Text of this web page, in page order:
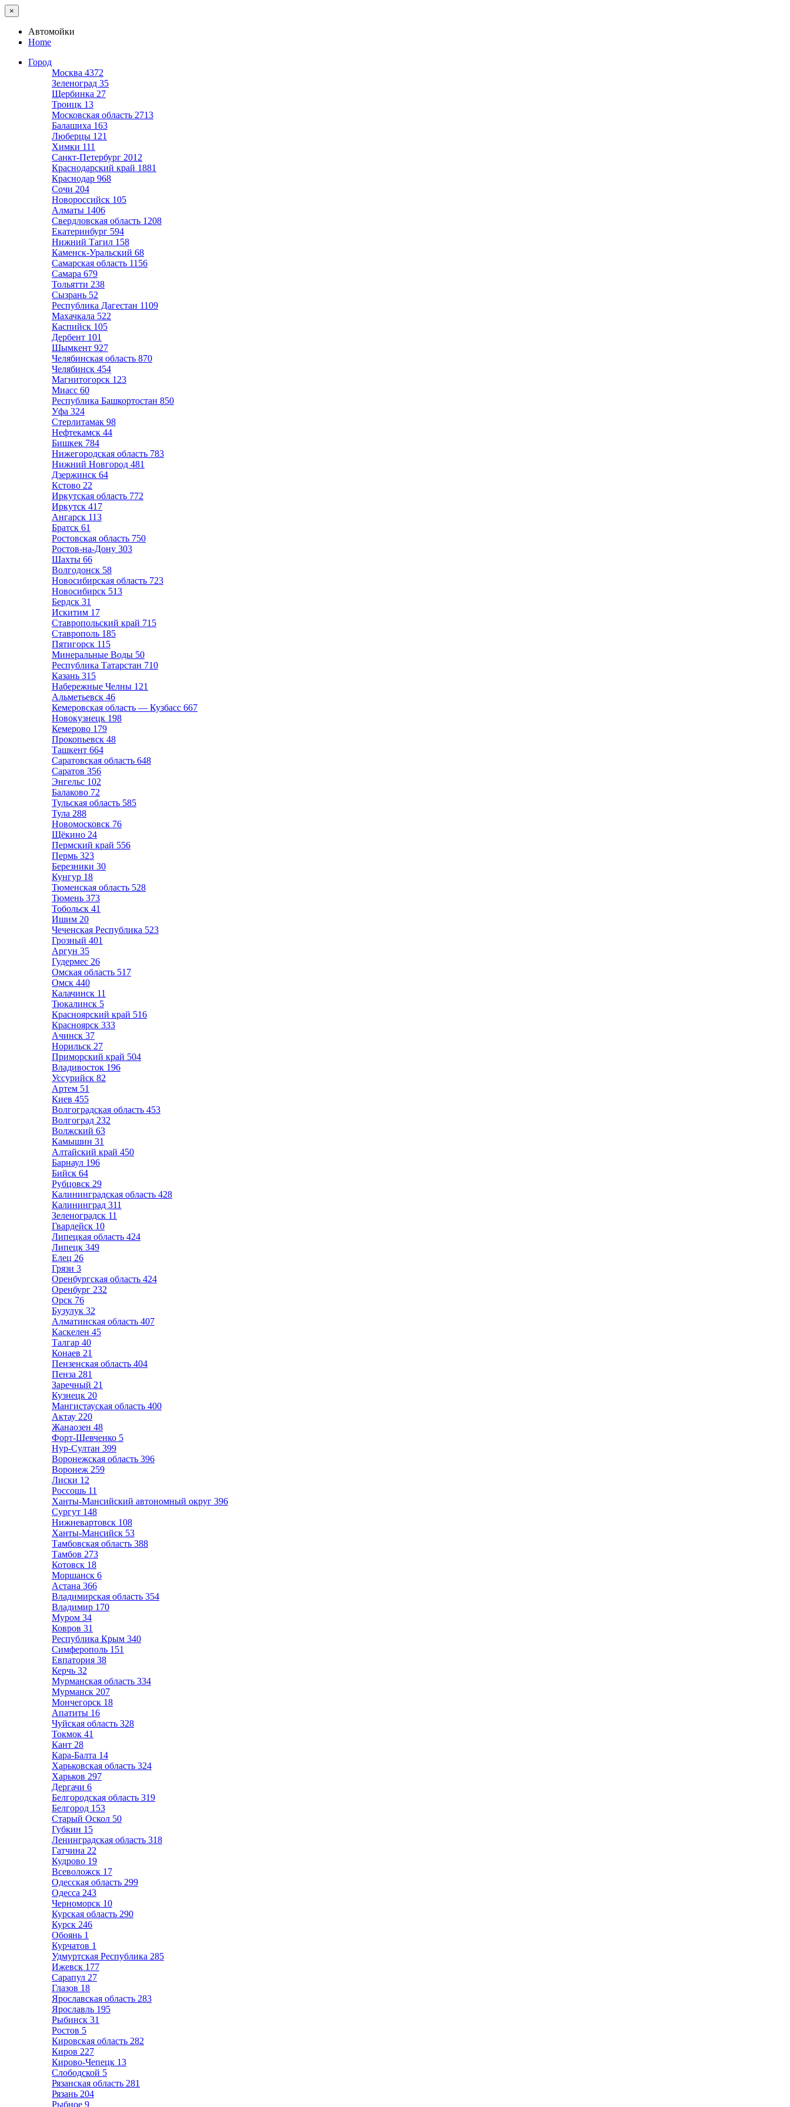
×
Автомойки
Home
Город
Москва 4372
Зеленоград 35
Щербинка 27
Троицк 13
Московская область 2713
Балашиха 163
Люберцы 121
Химки 111
Санкт-Петербург 2012
Краснодарский край 1881
Краснодар 968
Сочи 204
Новороссийск 105
Алматы 1406
Свердловская область 1208
Екатеринбург 594
Нижний Тагил 158
Каменск-Уральский 68
Самарская область 1156
Самара 679
Тольятти 238
Сызрань 52
Республика Дагестан 1109
Махачкала 522
Каспийск 105
Дербент 101
Шымкент 927
Челябинская область 870
Челябинск 454
Магнитогорск 123
Миасс 60
Республика Башкортостан 850
Уфа 324
Стерлитамак 98
Нефтекамск 44
Бишкек 784
Нижегородская область 783
Нижний Новгород 481
Дзержинск 64
Кстово 22
Иркутская область 772
Иркутск 417
Ангарск 113
Братск 61
Ростовская область 750
Ростов-на-Дону 303
Шахты 66
Волгодонск 58
Новосибирская область 723
Новосибирск 513
Бердск 31
Искитим 17
Ставропольский край 715
Ставрополь 185
Пятигорск 115
Минеральные Воды 50
Республика Татарстан 710
Казань 315
Набережные Челны 121
Альметьевск 46
Кемеровская область — Кузбасс 667
Новокузнецк 198
Кемерово 179
Прокопьевск 48
Ташкент 664
Саратовская область 648
Саратов 356
Энгельс 102
Балаково 72
Тульская область 585
Тула 288
Новомосковск 76
Щёкино 24
Пермский край 556
Пермь 323
Березники 30
Кунгур 18
Тюменская область 528
Тюмень 373
Тобольск 41
Ишим 20
Чеченская Республика 523
Грозный 401
Аргун 35
Гудермес 26
Омская область 517
Омск 440
Калачинск 11
Тюкалинск 5
Красноярский край 516
Красноярск 333
Ачинск 37
Норильск 27
Приморский край 504
Владивосток 196
Уссурийск 82
Артем 51
Киев 455
Волгоградская область 453
Волгоград 232
Волжский 63
Камышин 31
Алтайский край 450
Барнаул 196
Бийск 64
Рубцовск 29
Калининградская область 428
Калининград 311
Зеленоградск 11
Гвардейск 10
Липецкая область 424
Липецк 349
Елец 26
Грязи 3
Оренбургская область 424
Оренбург 232
Орск 76
Бузулук 32
Алматинская область 407
Каскелен 45
Талгар 40
Конаев 21
Пензенская область 404
Пенза 281
Заречный 21
Кузнецк 20
Мангистауская область 400
Актау 220
Жанаозен 48
Форт-Шевченко 5
Нур-Султан 399
Воронежская область 396
Воронеж 259
Лиски 12
Россошь 11
Ханты-Мансийский автономный округ 396
Сургут 148
Нижневартовск 108
Ханты-Мансийск 53
Тамбовская область 388
Тамбов 273
Котовск 18
Моршанск 6
Астана 366
Владимирская область 354
Владимир 170
Муром 34
Ковров 31
Республика Крым 340
Симферополь 151
Евпатория 38
Керчь 32
Мурманская область 334
Мурманск 207
Мончегорск 18
Апатиты 16
Чуйская область 328
Токмок 41
Кант 28
Кара-Балта 14
Харьковская область 324
Харьков 297
Дергачи 6
Белгородская область 319
Белгород 153
Старый Оскол 50
Губкин 15
Ленинградская область 318
Гатчина 22
Кудрово 19
Всеволожск 17
Одесская область 299
Одесса 243
Черноморск 10
Курская область 290
Курск 246
Обоянь 1
Курчатов 1
Удмуртская Республика 285
Ижевск 177
Сарапул 27
Глазов 18
Ярославская область 283
Ярославль 195
Рыбинск 31
Ростов 5
Кировская область 282
Киров 227
Кирово-Чепецк 13
Слободской 5
Рязанская область 281
Рязань 204
Рыбное 9